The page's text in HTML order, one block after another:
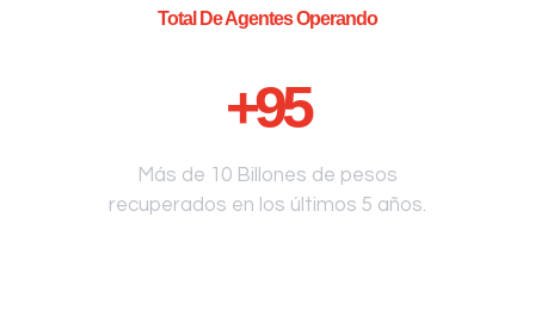
Total De Agentes Operando
+95
Más de 10 Billones de pesos
recuperados en los últimos 5 años.